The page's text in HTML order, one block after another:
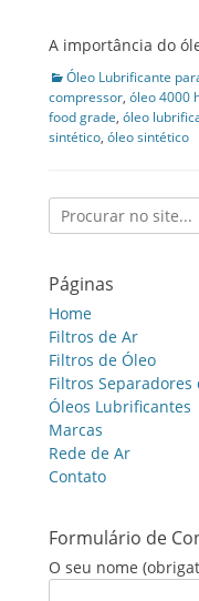
A importância do
Categories
Óleo Lubrificante
compressor, óleo 4000
food grade, óleo
sintético, óleo sintético
Search
for:
Páginas
Home
Filtros de Ar
Filtros de Óleo
Filtros Separadores
Óleos Lubrificantes
Marcas
Rede de Ar
Contato
Formulário de
O seu nome